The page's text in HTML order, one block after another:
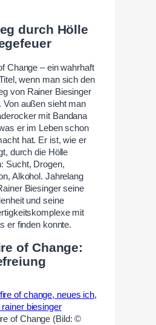
durch Hölle
Change – ein wahrhaft
wenn man sich den
von Rainer Biesinger
Von außen sieht man
mit Bandana
er im Leben schon
hat. Er ist, wie er
durch die Hölle
Sucht, Drogen,
Alkohol. Jahrelang
Biesinger seine
und seine
mit
er finden konnte.
of Change:
of Change (Bild: ©